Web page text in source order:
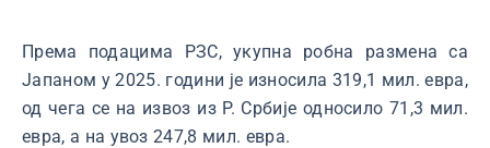
Према подацима РЗС, укупна робна размена са
Јапаном у 2025. години је износила 319,1 мил. евра,
од чега се на извоз из Р. Србије односило 71,3 мил.
евра, а на увоз 247,8 мил. евра.